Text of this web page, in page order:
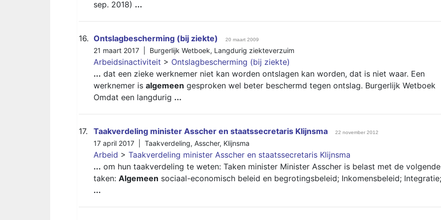
sep. 2018) ...
16. Ontslagbescherming (bij ziekte) 20 maart 2009
21 maart 2017 | Burgerlijk Wetboek, Langdurig ziekteverzuim
Arbeidsinactiviteit > Ontslagbescherming (bij ziekte)
... dat een zieke werknemer niet kan worden ontslagen kan worden, dat is niet waar. Een
werknemer is algemeen gesproken wel beter beschermd tegen ontslag. Burgerlijk Wetboek
Omdat een langdurig ...
17. Taakverdeling minister Asscher en staatssecretaris Klijnsma 22 november 2012
17 april 2017 | Taakverdeling, Asscher, Klijnsma
Arbeid > Taakverdeling minister Asscher en staatssecretaris Klijnsma
... om hun taakverdeling te weten: Taken minister Minister Asscher is belast met de volgende
taken: Algemeen sociaal-economisch beleid en begrotingsbeleid; Inkomensbeleid; Integratie;
...